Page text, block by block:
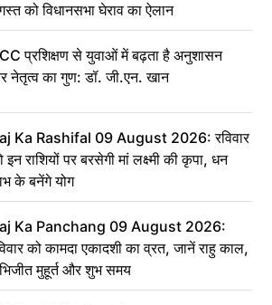
को विधानसभा घेराव का ऐलान
प्रशिक्षण से युवाओं में बढ़ता है अनुशासन
नेतृत्व का गुण: डॉ. जी.एन. खान
Ka Rashifal 09 August 2026: रविवार
इन राशियों पर बरसेगी मां लक्ष्मी की कृपा, धन
के बनेंगे योग
Ka Panchang 09 August 2026:
को कामदा एकादशी का व्रत, जानें राहु काल,
मुहूर्त और शुभ समय